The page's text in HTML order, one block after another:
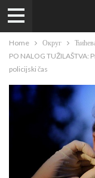
Home Округ
PO NALOG TUŽILAŠTVA:
policijski čas